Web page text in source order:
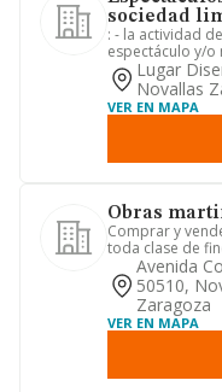
sociedad
: - la actividad
espectáculo y/o
organización
Lugar
Novallas
VER EN MAPA
Obras
Comprar y
toda clase de
la urbanizacion,
Avenida
50510,
Zaragoza
VER EN MAPA